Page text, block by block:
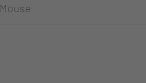
Mouse